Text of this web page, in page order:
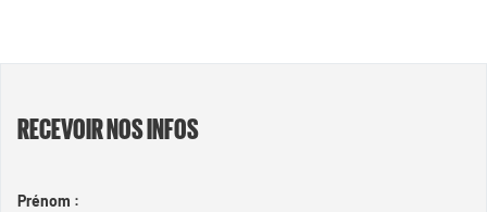
RECEVOIR NOS INFOS
Prénom :